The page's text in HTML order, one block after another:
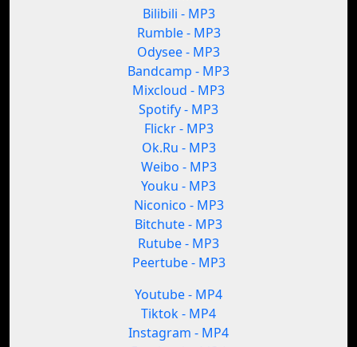
Bilibili - MP3
Rumble - MP3
Odysee - MP3
Bandcamp - MP3
Mixcloud - MP3
Spotify - MP3
Flickr - MP3
Ok.Ru - MP3
Weibo - MP3
Youku - MP3
Niconico - MP3
Bitchute - MP3
Rutube - MP3
Peertube - MP3
Youtube - MP4
Tiktok - MP4
Instagram - MP4